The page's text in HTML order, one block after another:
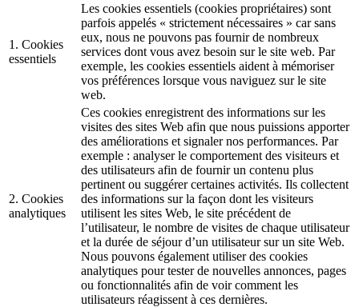
1. Cookies
essentiels
Les cookies essentiels (cookies propriétaires) sont
parfois appelés « strictement nécessaires » car sans
eux, nous ne pouvons pas fournir de nombreux
services dont vous avez besoin sur le site web. Par
exemple, les cookies essentiels aident à mémoriser
vos préférences lorsque vous naviguez sur le site
web.
2. Cookies
analytiques
Ces cookies enregistrent des informations sur les
visites des sites Web afin que nous puissions apporter
des améliorations et signaler nos performances. Par
exemple : analyser le comportement des visiteurs et
des utilisateurs afin de fournir un contenu plus
pertinent ou suggérer certaines activités. Ils collectent
des informations sur la façon dont les visiteurs
utilisent les sites Web, le site précédent de
l’utilisateur, le nombre de visites de chaque utilisateur
et la durée de séjour d’un utilisateur sur un site Web.
Nous pouvons également utiliser des cookies
analytiques pour tester de nouvelles annonces, pages
ou fonctionnalités afin de voir comment les
utilisateurs réagissent à ces dernières.